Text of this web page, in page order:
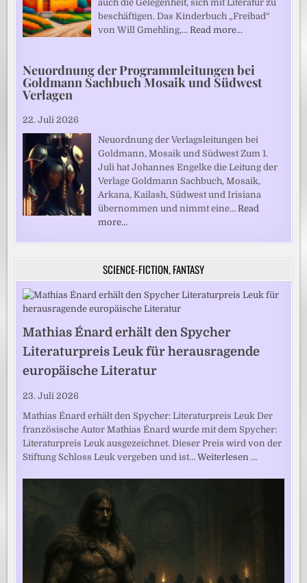
auch die Gelegenheit, sich mit Literatur zu
beschäftigen. Das Kinderbuch „Freibad“
von Will Gmehling,…Read more…
Neuordnung der Programmleitungen bei
Goldmann Sachbuch Mosaik und Südwest
Verlagen
22. Juli 2026
Neuordnung der Verlagsleitungen bei
Goldmann, Mosaik und Südwest Zum 1.
Juli hat Johannes Engelke die Leitung der
Verlage Goldmann Sachbuch, Mosaik,
Arkana, Kailash, Südwest und Irisiana
übernommen und nimmt eine…Read
more…
SCIENCE-FICTION, FANTASY
Mathias Énard erhält den Spycher
Literaturpreis Leuk für herausragende
europäische Literatur
23. Juli 2026
Mathias Énard erhält den Spycher: Literaturpreis Leuk Der
französische Autor Mathias Énard wurde mit dem Spycher:
Literaturpreis Leuk ausgezeichnet. Dieser Preis wird von der
Stiftung Schloss Leuk vergeben und ist…Weiterlesen …